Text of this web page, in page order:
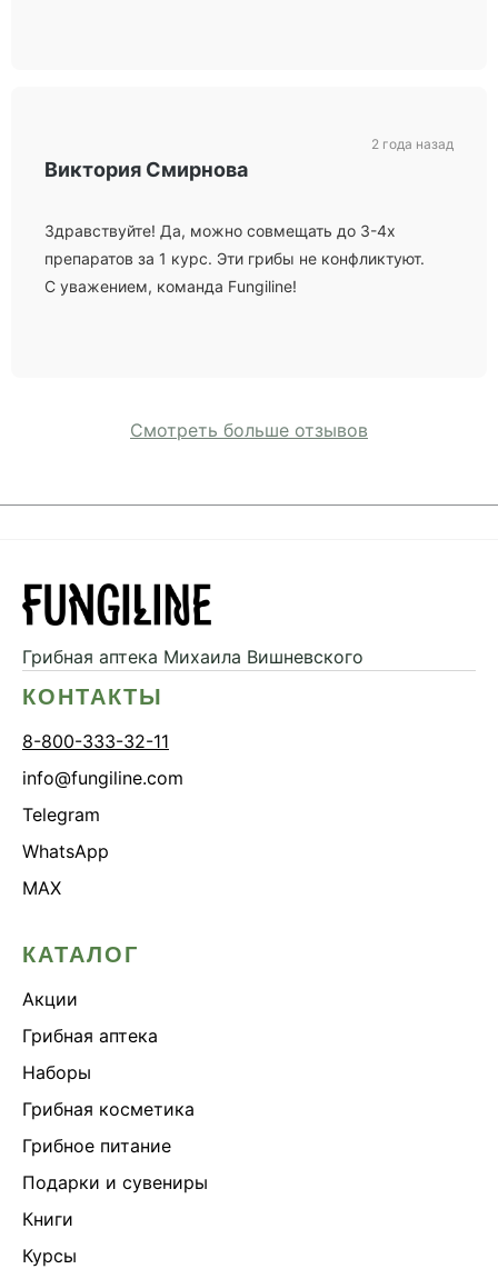
Виктория Смирнова
Здравствуйте! Да, можно совмещать до 3-4х
препаратов за 1 курс. Эти грибы не конфликтуют.
С уважением, команда Fungiline!
2 года назад
Смотреть больше отзывов
Грибная аптека Михаила Вишневского
КОНТАКТЫ
8-800-333-32-11
info@fungiline.com
Telegram
WhatsApp
MAX
КАТАЛОГ
Акции
Грибная аптека
Наборы
Грибная косметика
Грибное питание
Подарки и сувениры
Книги
Курсы